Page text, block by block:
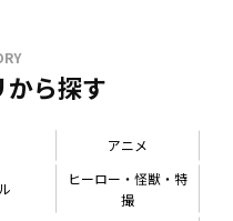
から探す
アニメ
ヒーロー・怪獣・特
撮